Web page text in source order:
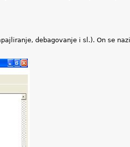
debagovanje i sl.). On se